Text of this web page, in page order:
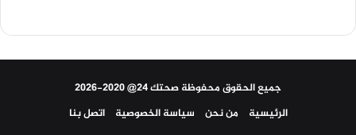
جميع الحقوق محفوظة صحتك 24@ 2020-2026
الرئيسية
من نحن سياسة الخصوصية اتصل بنا